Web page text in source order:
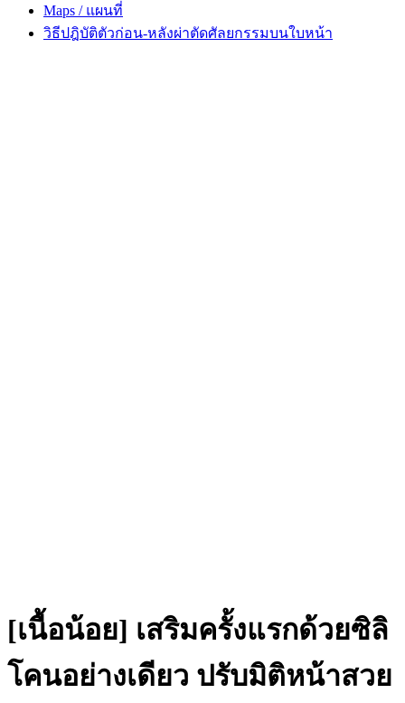
Maps / แผนที่
วิธีปฎิบัติตัวก่อน-หลังผ่าตัดศัลยกรรมบนใบหน้า
[เนื้อน้อย] เสริมครั้งแรกด้วยซิลิ
โคนอย่างเดียว ปรับมิติหน้าสวย